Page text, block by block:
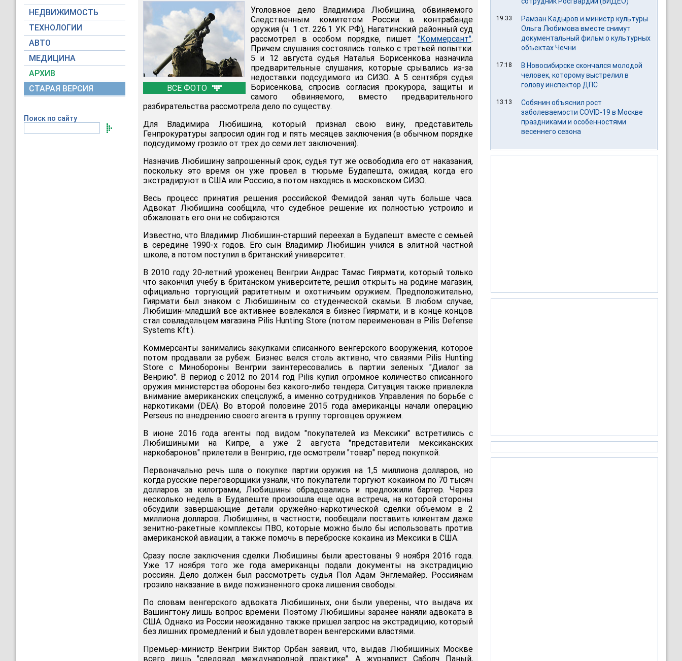
НЕДВИЖИМОСТЬ
ТЕХНОЛОГИИ
АВТО
МЕДИЦИНА
АРХИВ
СТАРАЯ ВЕРСИЯ
Поиск по сайту
ВСЕ ФОТО
Уголовное дело Владимира Любишина, обвиняемого
Следственным комитетом России в контрабанде
оружия (ч. 1 ст. 226.1 УК РФ), Нагатинский районный суд
рассмотрел в особом порядке, пишет "Коммерсант".
Причем слушания состоялись только с третьей попытки.
5 и 12 августа судья Наталья Борисенкова назначила
предварительные слушания, которые срывались из-за
недоставки подсудимого из СИЗО. А 5 сентября судья
Борисенкова, спросив согласия прокурора, защиты и
самого обвиняемого, вместо предварительного
разбирательства рассмотрела дело по существу.
Для Владимира Любишина, который признал свою вину, представитель
Генпрокуратуры запросил один год и пять месяцев заключения (в обычном порядке
подсудимому грозило от трех до семи лет заключения).
Назначив Любишину запрошенный срок, судья тут же освободила его от наказания,
поскольку это время он уже провел в тюрьме Будапешта, ожидая, когда его
экстрадируют в США или Россию, а потом находясь в московском СИЗО.
Весь процесс принятия решения российской Фемидой занял чуть больше часа.
Адвокат Любишина сообщила, что судебное решение их полностью устроило и
обжаловать его они не собираются.
Известно, что Владимир Любишин-старший переехал в Будапешт вместе с семьей
в середине 1990-х годов. Его сын Владимир Любишин учился в элитной частной
школе, а потом поступил в британский университет.
В 2010 году 20-летний уроженец Венгрии Андрас Тамас Гиярмати, который только
что закончил учебу в британском университете, решил открыть на родине магазин,
официально торгующий раритетным и охотничьим оружием. Предположительно,
Гиярмати был знаком с Любишиным со студенческой скамьи. В любом случае,
Любишин-младший все активнее вовлекался в бизнес Гиярмати, и в конце концов
стал совладельцем магазина Pilis Hunting Store (потом переименован в Pilis Defense
Systems Kft.).
Коммерсанты занимались закупками списанного венгерского вооружения, которое
потом продавали за рубеж. Бизнес велся столь активно, что связями Pilis Hunting
Store с Минобороны Венгрии заинтересовались в партии зеленых "Диалог за
Венрию". В период с 2012 по 2014 год Pilis купил огромное количество списанного
оружия министерства обороны без какого-либо тендера. Ситуация также привлекла
внимание американских спецслужб, а именно сотрудников Управления по борьбе с
наркотиками (DEA). Во второй половине 2015 года американцы начали операцию
Perseus по внедрению своего агента в группу торговцев оружием.
В июне 2016 года агенты под видом "покупателей из Мексики" встретились с
Любишиными на Кипре, а уже 2 августа "представители мексиканских
наркобаронов" прилетели в Венгрию, где осмотрели "товар" перед покупкой.
Первоначально речь шла о покупке партии оружия на 1,5 миллиона долларов, но
когда русские переговорщики узнали, что покупатели торгуют кокаином по 70 тысяч
долларов за килограмм, Любишины обрадовались и предложили бартер. Через
несколько недель в Будапеште произошла еще одна встреча, на которой стороны
обсудили завершающие детали оружейно-наркотической сделки объемом в 2
миллиона долларов. Любишины, в частности, пообещали поставить клиентам даже
зенитно-ракетные комплексы ПВО, которые можно было бы использовать против
американской авиации, а также помочь в переброске кокаина из Мексики в США.
Сразу после заключения сделки Любишины были арестованы 9 ноября 2016 года.
Уже 17 ноября того же года американцы подали документы на экстрадицию
россиян. Дело должен был рассмотреть судья Пол Адам Энглемайер. Россиянам
грозило наказание в виде пожизненного срока лишения свободы.
По словам венгерского адвоката Любишиных, они были уверены, что выдача их
Вашингтону лишь вопрос времени. Поэтому Любишины заранее наняли адвоката в
США. Однако из России неожиданно также пришел запрос на экстрадицию, который
без лишних промедлений и был удовлетворен венгерскими властями.
Премьер-министр Венгрии Виктор Орбан заявил, что, выдав Любишиных Москве
всего лишь "следовал международной практике". А журналист Саболч Паный,
19:33
Рамзан Кадыров и министр культуры
Ольга Любимова вместе снимут
документальный фильм о культурных
объектах Чечни
17:18
В Новосибирске скончался молодой
человек, которому выстрелил в
голову инспектор ДПС
13:13
Собянин объяснил рост
заболеваемости COVID-19 в Москве
праздниками и особенностями
весеннего сезона